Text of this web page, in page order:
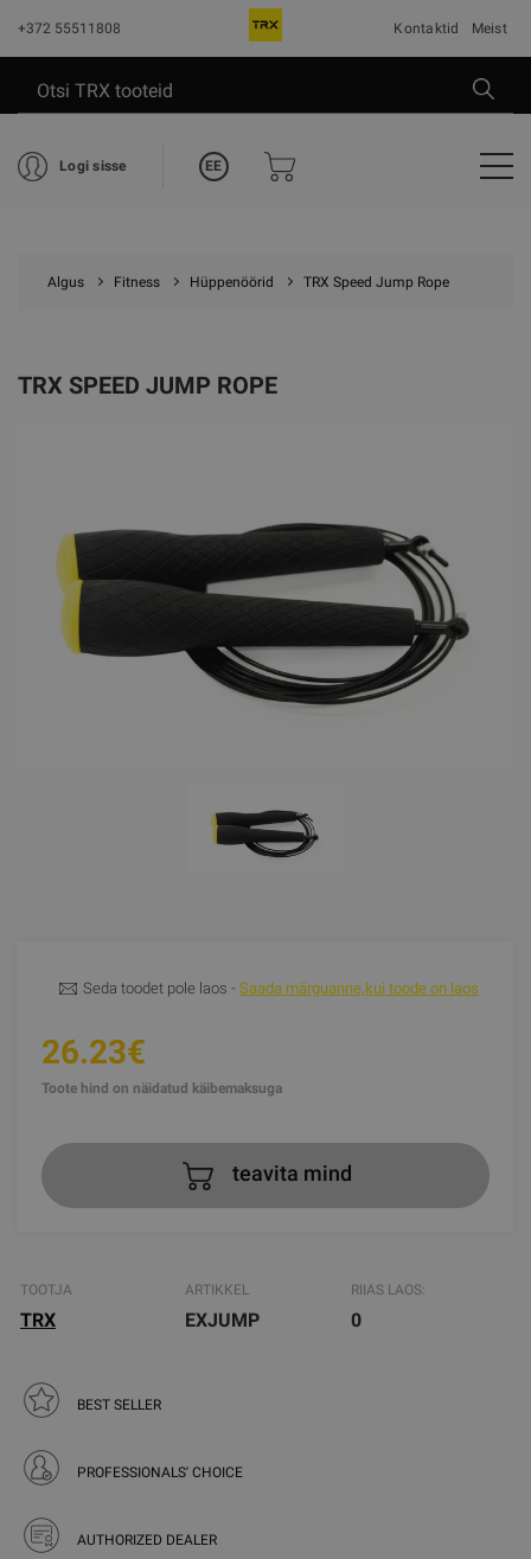
+372 55511808 Kontaktid Meist
Logi sisse EE
Algus Fitness Hüppenöörid TRX Speed Jump Rope
TRX SPEED JUMP ROPE
Seda toodet pole laos - Saada märguanne,kui toode on laos
26.23€
Toote hind on näidatud käibemaksuga
teavita mind
TOOTJA
TRX
ARTIKKEL
EXJUMP
RIIAS LAOS:
0
BEST SELLER
PROFESSIONALS' CHOICE
AUTHORIZED DEALER